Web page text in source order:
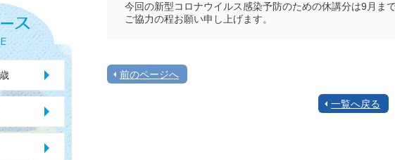
今回の新型コロナウイルス感染予防のための休講分は9月ま
ご協力の程お願い申し上げます。
前のページへ
一覧へ戻る